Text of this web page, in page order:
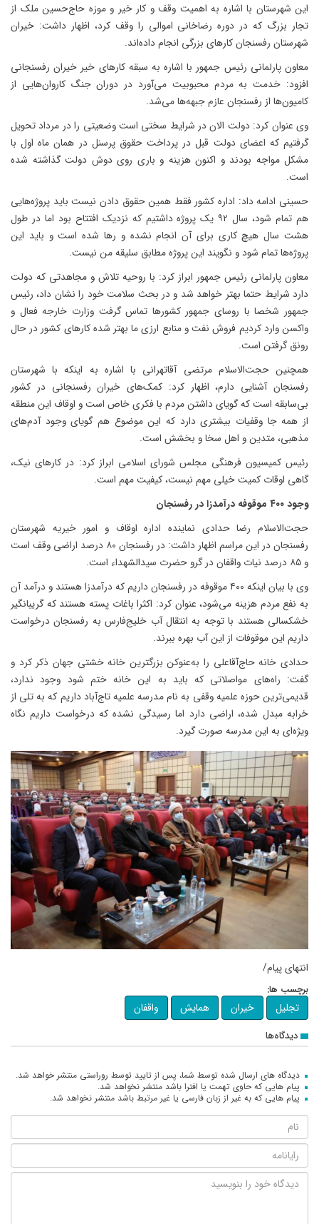
این شهرستان با اشاره به اهمیت وقف و کار خیر و موزه حاج‌حسین ملک از
تجار بزرگ که در دوره رضاخانی اموالی را وقف کرد، اظهار داشت: خیران
شهرستان رفسنجان کارهای بزرگی انجام داده‌اند.
معاون پارلمانی رئیس جمهور با اشاره به سبقه کارهای خیر خیران رفسنجانی
افزود: خدمت به مردم محبوبیت می‌آورد در دوران جنگ کاروان‌هایی از
کامیون‌ها از رفسنجان عازم جبهه‌ها می‌شد.
وی عنوان کرد: دولت الان در شرایط سختی است وضعیتی را در مرداد تحویل
گرفتیم که اعضای دولت قبل در پرداخت حقوق پرسنل در همان ماه اول با
مشکل مواجه بودند و اکنون هزینه‌ و باری روی دوش دولت گذاشته شده
است.
حسینی ادامه داد: اداره کشور فقط همین حقوق دادن نیست باید پروژه‌هایی
هم تمام شود، سال ۹۲ یک پروژه داشتیم که نزدیک افتتاح بود اما در طول
هشت سال هیچ کاری برای آن انجام نشده و رها شده است و باید این
پروژه‌ها تمام شود و نگویند این پروژه مطابق سلیقه من نیست.
معاون پارلمانی رئیس جمهور ابراز کرد: با روحیه تلاش و مجاهدتی که دولت
دارد شرایط حتما بهتر خواهد شد و در بحث سلامت خود را نشان داد، رئیس
جمهور شخصا با روسای جمهور کشورها تماس گرفت وزارت خارجه فعال و
واکسن وارد کردیم فروش نفت و منابع ارزی ما بهتر شده کارهای کشور در حال
رونق گرفتن‌ است.
همچنین حجت‌الاسلام مرتضی آقاتهرانی با اشاره به اینکه با شهرستان
رفسنجان آشنایی دارم، اظهار کرد: کمک‌های خیران رفسنجانی در کشور
بی‌سابقه است که گویای داشتن مردم با فکری خاص است و اوقاف این منطقه
از همه جا وقفیات بیشتری دارد که این موضوع هم گویای وجود آدم‌های
مذهبی، متدین و اهل سخا و بخشش است.
رئیس کمیسیون فرهنگی مجلس شورای اسلامی ابراز کرد: در کارهای نیک،
گاهی اوقات کمیت خیلی مهم نیست، کیفیت مهم است.
وجود ۴۰۰ موقوفه درآمدزا در رفسنجان
حجت‌الاسلام رضا حدادی نماینده اداره اوقاف و امور خیریه شهرستان
رفسنجان در این مراسم اظهار داشت: در رفسنجان ۸۰ درصد اراضی وقف است
و ۸۵ درصد نیات واقفان در گرو حضرت سیدالشهداء است.
وی با بیان اینکه ۴۰۰ موقوفه در رفسنجان داریم که درآمدزا هستند و درآمد آن
به نفع مردم هزینه می‌شود، عنوان کرد: اکثرا باغات پسته هستند که گریبانگیر
خشکسالی هستند با توجه به انتقال آب خلیج‌فارس به رفسنجان درخواست
داریم این موقوفات از این آب بهره ببرند.
حدادی خانه حاج‌آقاعلی را به‌عنوکن بزرگترین خانه خشتی جهان ذکر کرد و
گفت: راه‌های مواصلاتی که باید به این خانه ختم شود وجود ندارد،
قدیمی‌ترین حوزه علمیه وقفی به نام مدرسه علمیه تاج‌آباد داریم که به تلی از
خرابه مبدل شده، اراضی دارد اما رسیدگی نشده که درخواست داریم نگاه
ویژه‌ای به این مدرسه‌ صورت گیرد.
انتهای پیام/
برچسب ها:
تجلیل خیران همایش واقفان
دیدگاه‌ها
دیدگاه های ارسال شده توسط شما، پس از تایید توسط روراستی منتشر خواهد شد.
پیام هایی که حاوی تهمت یا افترا باشد منتشر نخواهد شد.
پیام هایی که به غیر از زبان فارسی یا غیر مرتبط باشد منتشر نخواهد شد.